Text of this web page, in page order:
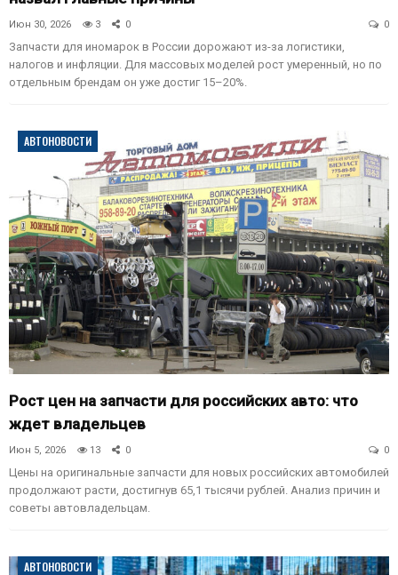
Июн 30, 2026 3 0 0
Запчасти для иномарок в России дорожают из-за логистики,
налогов и инфляции. Для массовых моделей рост умеренный, но по
отдельным брендам он уже достиг 15–20%.
АВТОНОВОСТИ
Рост цен на запчасти для российских авто: что
ждет владельцев
Июн 5, 2026 13 0 0
Цены на оригинальные запчасти для новых российских автомобилей
продолжают расти, достигнув 65,1 тысячи рублей. Анализ причин и
советы автовладельцам.
АВТОНОВОСТИ